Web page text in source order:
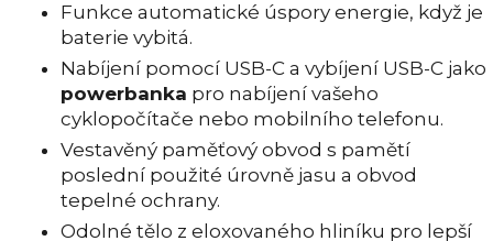
Funkce automatické úspory energie, když je
baterie vybitá.
Nabíjení pomocí USB-C a vybíjení USB-C jako
powerbanka pro nabíjení vašeho
cyklopočítače nebo mobilního telefonu.
Vestavěný paměťový obvod s pamětí
poslední použité úrovně jasu a obvod
tepelné ochrany.
Odolné tělo z eloxovaného hliníku pro lepší